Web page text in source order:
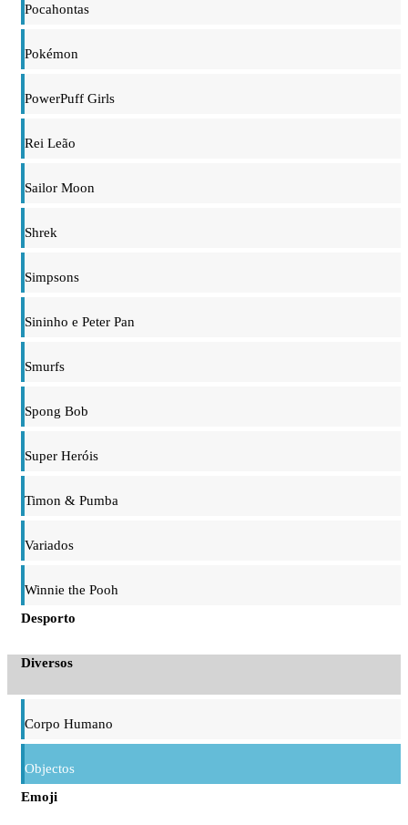
Pocahontas
Pokémon
PowerPuff Girls
Rei Leão
Sailor Moon
Shrek
Simpsons
Sininho e Peter Pan
Smurfs
Spong Bob
Super Heróis
Timon & Pumba
Variados
Winnie the Pooh
Desporto
Diversos
Corpo Humano
Objectos
Emoji